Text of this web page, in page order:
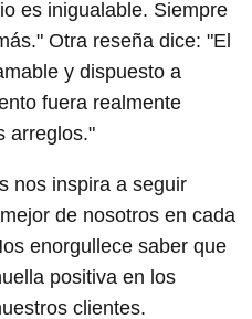
es inigualable. Siempre
Otra reseña dice: "El
y dispuesto a
fuera realmente
arreglos."
nos inspira a seguir
de nosotros en cada
enorgullece saber que
positiva en los
clientes.